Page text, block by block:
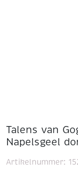
Talens van
Napelsgeel
Artikelnummer: